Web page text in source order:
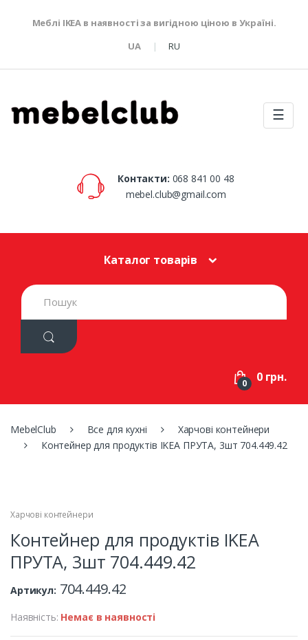
Меблі IKEA в наявності за вигідною ціною в Україні.
UA
RU
☰
Контакти: 068 841 00 48
mebel.club@gmail.com
Каталог товарів
S
e
h
:
0 0 грн.
MebelClub Все для кухні
Харчові контейнери
Контейнер для продуктів IKEA ПРУТА, 3шт 704.449.42
Харчові контейнери
Контейнер для продуктів IKEA
ПРУТА, 3шт 704.449.42
Артикул: 704.449.42
Наявність: Немає в наявності